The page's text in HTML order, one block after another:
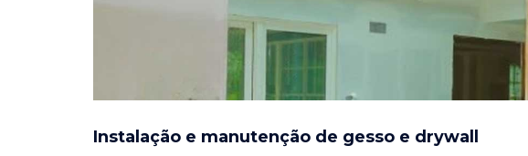
Instalação e manutenção de gesso e drywall